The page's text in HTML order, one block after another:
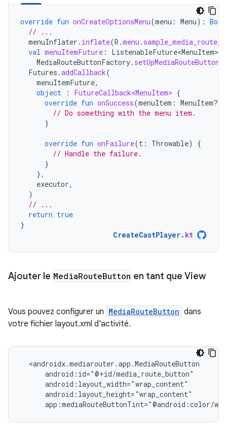
override fun onCreateOptionsMenu(menu : Menu):
// ...
menuInflater . inflate(R .menu .
val menuItemFuture : ListenableFuture<MenuItem>
MediaRouteButtonFactory. setUpMediaRouteButton
Futures .addCallback(
menuItemFuture,
object
: FutureCallback<MenuItem> {
override fun onSuccess(menuItem : MenuItem?)
// Do something with the menu item.
}
override fun onFailure(t : Throwable)
{
// Handle the failure.
}
},
executor,
)
// ...
return true
}
CreateCastPlayer. kt
Ajouter le MediaRouteButton en tant que View
Vous pouvez configurer un MediaRouteButton dans
votre fichier layout.xml d'activité.
app:mediaRouteButtonTint="@android:color/